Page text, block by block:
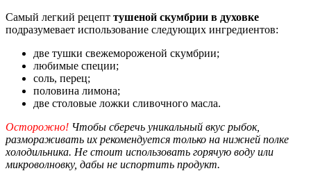
Самый легкий рецепт тушеной скумбрии в духовке
подразумевает использование следующих ингредиентов:
две тушки свежемороженой скумбрии;
любимые специи;
соль, перец;
половина лимона;
две столовые ложки сливочного масла.
Осторожно! Чтобы сберечь уникальный вкус рыбок,
размораживать их рекомендуется только на нижней полке
холодильника. Не стоит использовать горячую воду или
микроволновку, дабы не испортить продукт.